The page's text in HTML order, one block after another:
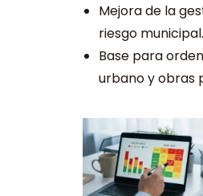
Mejora de la
riesgo municipal.
Base para
urbano y obras